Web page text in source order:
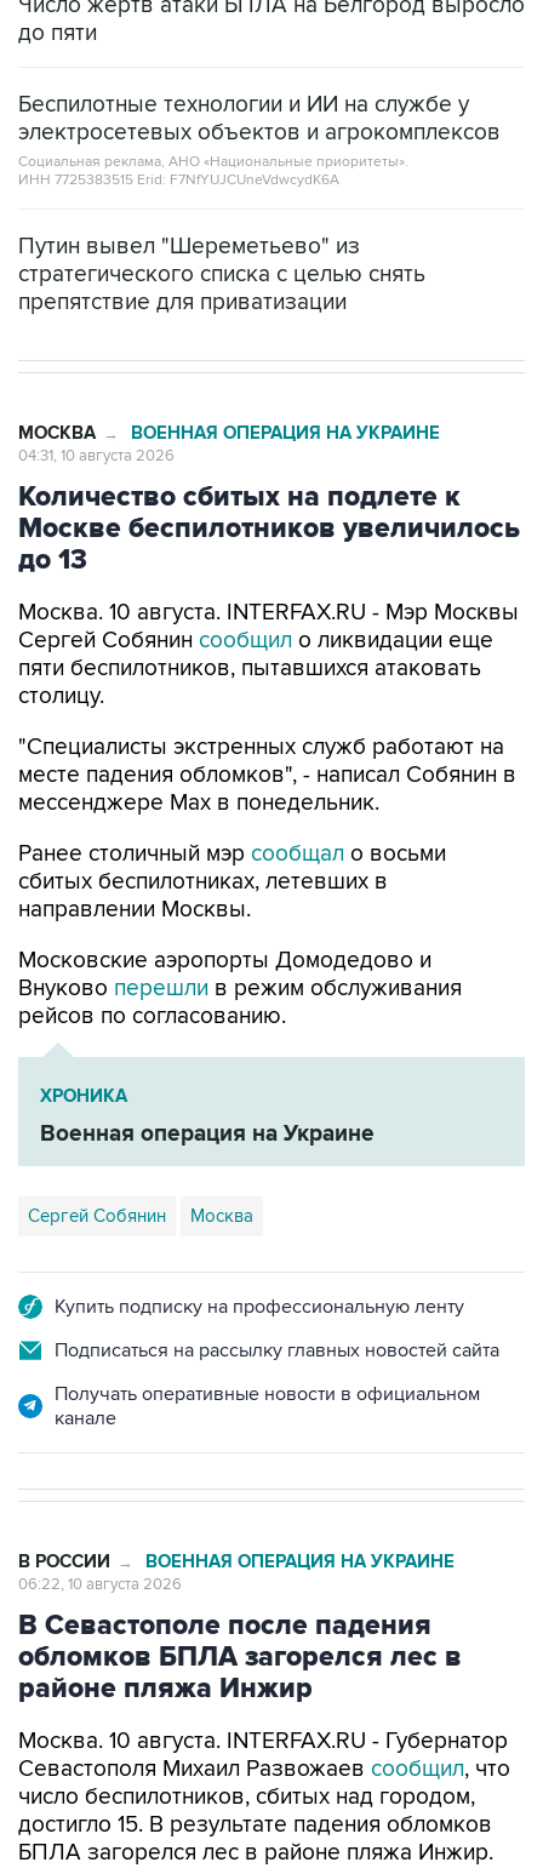
до пяти
Беспилотные технологии и ИИ на службе у
электросетевых объектов и агрокомплексов
Социальная реклама, АНО «Национальные приоритеты».
ИНН 7725383515 Erid: F7NfYUJCUneVdwcydK6A
Путин вывел "Шереметьево" из
стратегического списка с целью снять
препятствие для приватизации
МОСКВА → ВОЕННАЯ ОПЕРАЦИЯ НА УКРАИНЕ
04:31, 10 августа 2026
Количество сбитых на подлете к
Москве беспилотников увеличилось
до 13
Москва. 10 августа. INTERFAX.RU - Мэр Москвы
Сергей Собянин сообщил о ликвидации еще
пяти беспилотников, пытавшихся атаковать
столицу.
"Специалисты экстренных служб работают на
месте падения обломков", - написал Собянин в
мессенджере Max в понедельник.
Ранее столичный мэр сообщал о восьми
сбитых беспилотниках, летевших в
направлении Москвы.
Московские аэропорты Домодедово и
Внуково перешли в режим обслуживания
рейсов по согласованию.
ХРОНИКА
Военная операция на Украине
Сергей Собянин Москва
Купить подписку на профессиональную ленту
Подписаться на рассылку главных новостей сайта
Получать оперативные новости в официальном
канале
В РОССИИ → ВОЕННАЯ ОПЕРАЦИЯ НА УКРАИНЕ
06:22, 10 августа 2026
В Севастополе после падения
обломков БПЛА загорелся лес в
районе пляжа Инжир
Москва. 10 августа. INTERFAX.RU - Губернатор
Севастополя Михаил Развожаев сообщил, что
число беспилотников, сбитых над городом,
достигло 15. В результате падения обломков
БПЛА загорелся лес в районе пляжа Инжир.